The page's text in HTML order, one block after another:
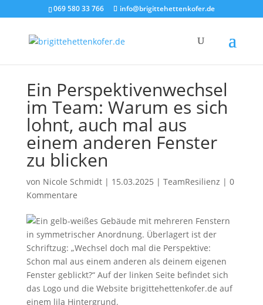
069 580 33 766 info@brigittehettenkofer.de
Ein Perspektivenwechsel
im Team: Warum es sich
lohnt, auch mal aus
einem anderen Fenster
zu blicken
von Nicole Schmidt| 15.03.2025 | TeamResilienz | 0
Kommentare